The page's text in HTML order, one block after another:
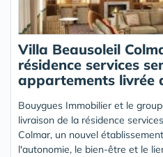
Villa Beausoleil
résidence services
appartements livrée
Bouygues Immobilier et le
livraison de la résidence
Colmar, un nouvel
l'autonomie, le bien-être et le